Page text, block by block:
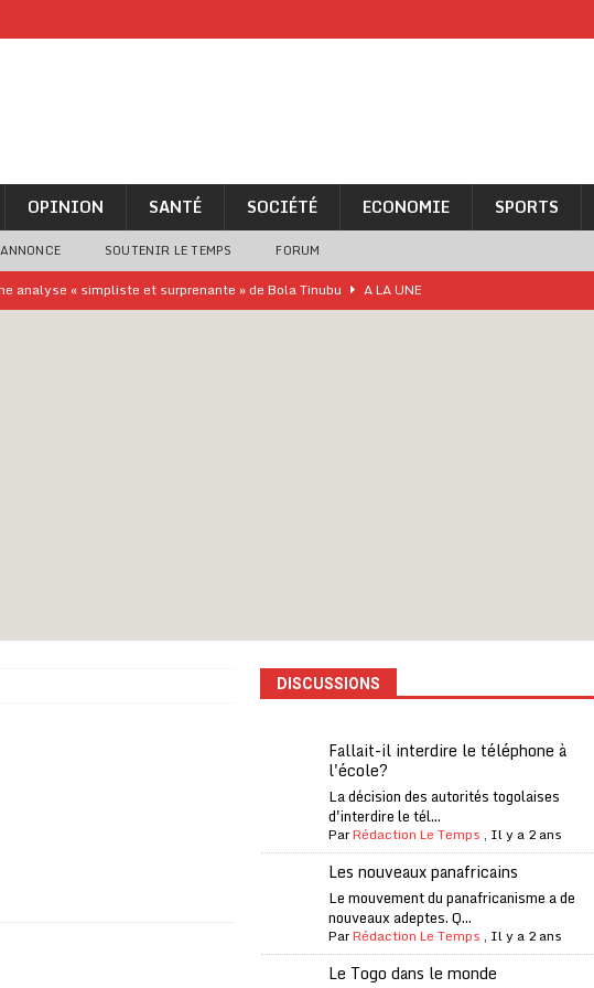
OPINION SANTÉ SOCIÉTÉ ECONOMIE SPORTS
SOUTENIR LE TEMPS FORUM
analyse « simpliste et surprenante » de Bola Tinubu
A LA UNE
A LA UNE
à contre-courant
COOPÉRATION
à la tête de la FIFA
et de l’AC Milan, est mort à 66 ans
A LA UNE
A LA UNE
DISCUSSIONS
Fallait-il interdire le téléphone à
l'école?
La décision des autorités togolaises
d'interdire le tél...
ParRédaction Le Temps , Il y a 2 ans
Les nouveaux panafricains
Le mouvement du panafricanisme a de
nouveaux adeptes. Q...
ParRédaction Le Temps , Il y a 2 ans
Le Togo dans le monde